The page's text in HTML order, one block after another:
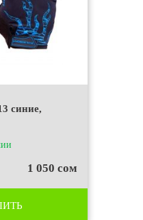
синие,
1 050 сом